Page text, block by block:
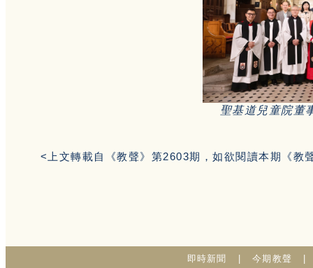
聖基道兒童院董
<上文轉載自《教聲》第2603期，如欲閱讀本期《教
即時新聞 今期教聲